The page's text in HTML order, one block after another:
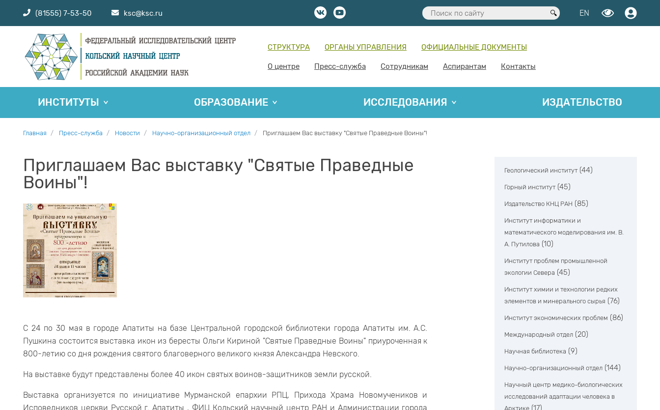
(81555) 7-53-50 ksc@ksc.ru EN
СТРУКТУРА ОРГАНЫ УПРАВЛЕНИЯ ОФИЦИАЛЬНЫЕ ДОКУМЕНТЫ
О центре Пресс-служба Сотрудникам Аспирантам Контакты
ИНСТИТУТЫ ОБРАЗОВАНИЕ ИССЛЕДОВАНИЯ ИЗДАТЕЛЬСТВО
Главная Пресс-служба Новости Научно-организационный отдел Приглашаем Вас выставку "Святые Праведные Воины"!
Приглашаем Вас выставку "Святые Праведные
Воины"!
С 24 по 30 мая в городе Апатиты на базе Центральной городской библиотеки города Апатиты им. А.С.
Пушкина состоится выставка икон из бересты Ольги Кириной "Святые Праведные Воины" приуроченная к
800-летию со дня рождения святого благоверного великого князя Александра Невского.
На выставке будут представлены более 40 икон святых воинов-защитников земли русской.
Выставка организуется по инициативе Мурманской епархии РПЦ, Прихода Храма Новомучеников и
Исповедников церкви Русской г. Апатиты , ФИЦ Кольский научный центр РАН и Администрации города
Геологический институт (44)
Горный институт (45)
Издательство КНЦ РАН (85)
Институт информатики и
математического моделирования им. В.
А. Путилова (10)
Институт проблем промышленной
экологии Севера (45)
Институт химии и технологии редких
элементов и минерального сырья (76)
Институт экономических проблем (86)
Международный отдел (20)
Научная библиотека (9)
Научно-организационный отдел (144)
Научный центр медико-биологических
исследований адаптации человека в
Арктике (17)